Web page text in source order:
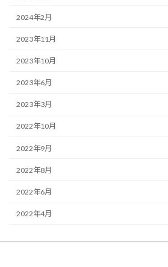
2024年2月
2023年11月
2023年10月
2023年6月
2023年3月
2022年10月
2022年9月
2022年8月
2022年6月
2022年4月